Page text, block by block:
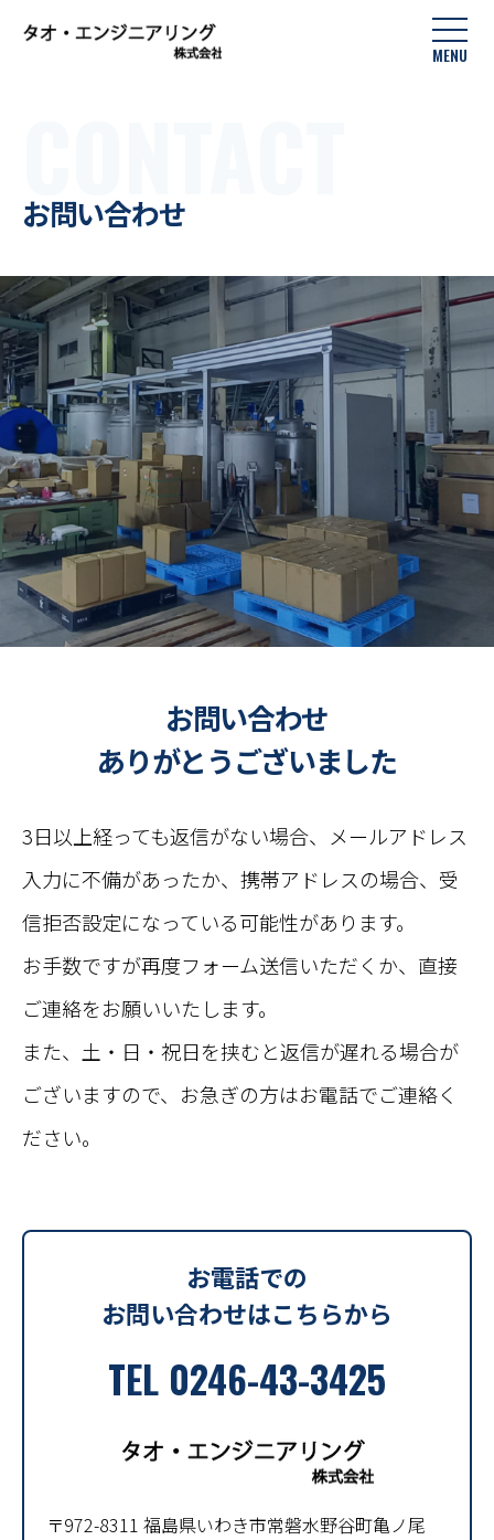
MENU
お問い合わせ
お問い合わせ
ありがとうございました
3日以上経っても返信がない場合、メールアドレス
入力に不備があったか、携帯アドレスの場合、 受
信拒否設定になっている可能性があります。
お手数ですが再度フォーム送信いただくか、直接
ご連絡をお願いいたします。
また、土・日・祝日を挟むと返信が遅れる場合が
ございますので、お急ぎの方はお電話でご連絡く
ださい。
お電話での
お問い合わせはこちらから
TEL 0246-43-3425
〒972-8311 福島県いわき市常磐水野谷町亀ノ尾